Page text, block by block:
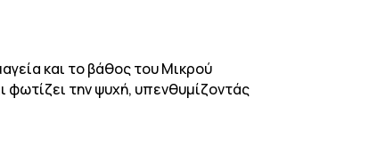
και το βάθος του Μικρού
φωτίζει την ψυχή, υπενθυμίζοντάς